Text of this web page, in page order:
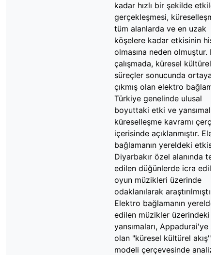
kadar hızlı bir şekilde
gerçekleşmesi,
tüm alanlarda ve en uzak
köşelere kadar etkisinin
olmasına neden olmuştur.
çalışmada, küresel kültürel
süreçler sonucunda ortaya
çıkmış olan elektro
Türkiye genelinde ulusal
boyuttaki etki ve
küreselleşme kavramı
içerisinde açıklanmıştır.
bağlamanın yereldeki etkisi
Diyarbakır özel alanında
edilen düğünlerde icra
oyun müzikleri üzerinde
odaklanılarak araştırılmıştır.
Elektro bağlamanın
edilen müzikler üzerindeki
yansımaları, Appadurai'ye
olan "küresel kültürel akış"
modeli çerçevesinde analiz